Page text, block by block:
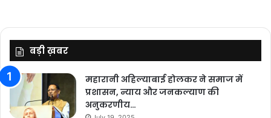
बड़ी ख़बर
महारानी अहिल्याबाई होलकर ने समाज में
प्रशासन, न्याय और जनकल्याण की
अनुकरणीय…